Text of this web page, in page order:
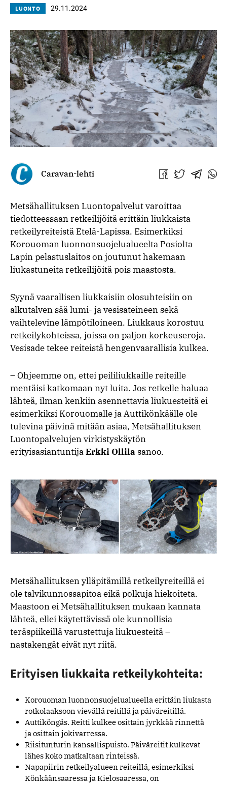
LUONTO 29.11.2024
Caravan-lehti
Jaa Jaa Jaa Jaa
Metsähallituksen Luontopalvelut varoittaa
tiedotteessaan retkeilijöitä erittäin liukkaista
retkeilyreiteistä Etelä-Lapissa. Esimerkiksi
Korouoman luonnonsuojelualueelta Posiolta
Lapin pelastuslaitos on joutunut hakemaan
liukastuneita retkeilijöitä pois maastosta.
Syynä vaarallisen liukkaisiin olosuhteisiin on
alkutalven sää lumi- ja vesisateineen sekä
vaihtelevine lämpötiloineen. Liukkaus korostuu
retkeilykohteissa, joissa on paljon korkeuseroja.
Vesisade tekee reiteistä hengenvaarallisia kulkea.
– Ohjeemme on, ettei peililiukkaille reiteille
mentäisi katkomaan nyt luita. Jos retkelle haluaa
lähteä, ilman kenkiin asennettavia liukuesteitä ei
esimerkiksi Korouomalle ja Auttikönkäälle ole
tulevina päivinä mitään asiaa, Metsähallituksen
Luontopalvelujen virkistyskäytön
erityisasiantuntijaErkki Ollila sanoo.
Metsähallituksen ylläpitämillä retkeilyreiteillä ei
ole talvikunnossapitoa eikä polkuja hiekoiteta.
Maastoon ei Metsähallituksen mukaan kannata
lähteä, ellei käytettävissä ole kunnollisia
teräspiikeillä varustettuja liukuesteitä –
nastakengät eivät nyt riitä.
Erityisen liukkaita retkeilykohteita:
Korouoman luonnonsuojelualueella erittäin liukasta
rotkolaaksoon vievällä reitillä ja päiväreitillä.
Auttiköngäs. Reitti kulkee osittain jyrkkää rinnettä
ja osittain jokivarressa.
Riisitunturin kansallispuisto. Päiväreitit kulkevat
lähes koko matkaltaan rinteissä.
Napapiirin retkeilyalueen reiteillä, esimerkiksi
Könkäänsaaressa ja Kielosaaressa, on